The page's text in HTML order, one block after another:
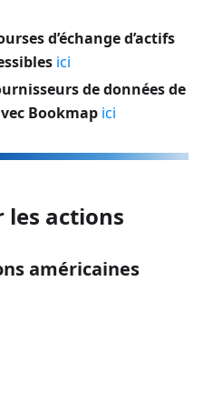
d’échange d’actifs
ici
de données de
Bookmap ici
les actions
américaines